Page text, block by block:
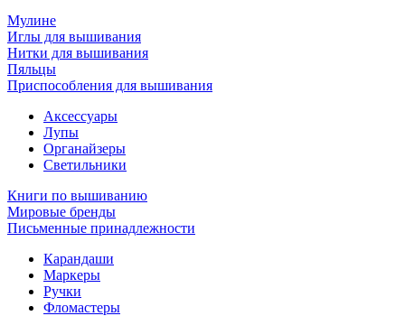
Мулине
Иглы для вышивания
Нитки для вышивания
Пяльцы
Приспособления для вышивания
Аксессуары
Лупы
Органайзеры
Светильники
Книги по вышиванию
Мировые бренды
Письменные принадлежности
Карандаши
Маркеры
Ручки
Фломастеры